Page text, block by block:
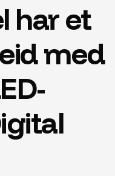
har et
med